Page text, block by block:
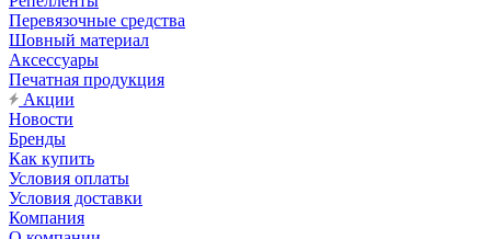
Перевязочные средства
Шовный материал
Аксессуары
Печатная продукция
Акции
Новости
Бренды
Как купить
Условия оплаты
Условия доставки
Компания